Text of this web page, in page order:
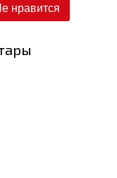
нравится